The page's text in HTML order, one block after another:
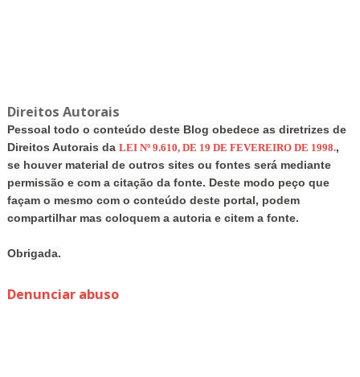
Direitos Autorais
Pessoal todo o conteúdo deste Blog obedece as diretrizes de
Direitos Autorais da LEI Nº 9.610, DE 19 DE FEVEREIRO DE 1998.,
se houver material de outros sites ou fontes será mediante
permissão e com a citação da fonte. Deste modo peço que
façam o mesmo com o conteúdo deste portal, podem
compartilhar mas coloquem a autoria e citem a fonte.
Obrigada.
Denunciar abuso